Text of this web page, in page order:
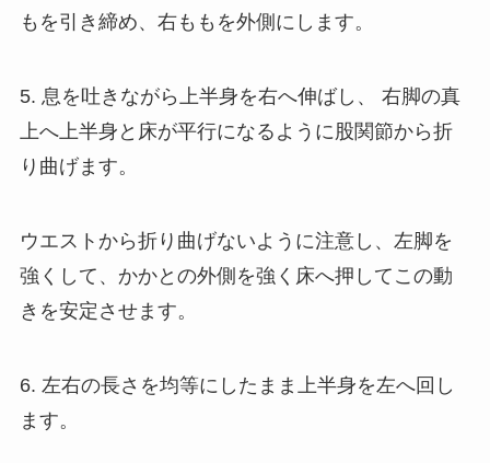
もを引き締め、右ももを外側にします。
5. 息を吐きながら上半身を右へ伸ばし、 右脚の真
上へ上半身と床が平行になるように股関節から折
り曲げます。
ウエストから折り曲げないように注意し、左脚を
強くして、かかとの外側を強く床へ押してこの動
きを安定させます。
6. 左右の長さを均等にしたまま上半身を左へ回し
ます。